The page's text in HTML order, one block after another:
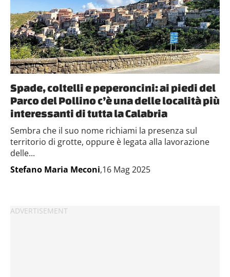
Spade, coltelli e peperoncini: ai piedi del
Parco del Pollino c’è una delle località più
interessanti di tutta la Calabria
Sembra che il suo nome richiami la presenza sul
territorio di grotte, oppure è legata alla lavorazione
delle...
Stefano Maria Meconi,16 Mag 2025